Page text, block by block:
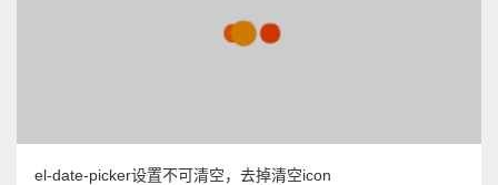
el-date-picker设置不可清空，去掉清空icon